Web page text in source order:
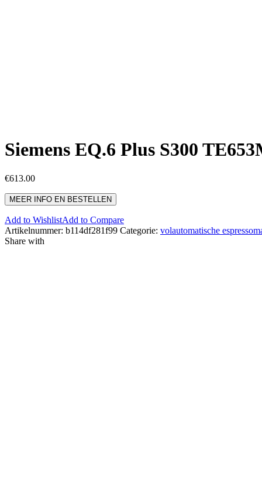
Siemens EQ.6 Plus S300
€613.00
MEER INFO EN BESTELLEN
Add to WishlistAdd to Compare
Artikelnummer: b114df281f99 Categorie: volautomatische
Share with